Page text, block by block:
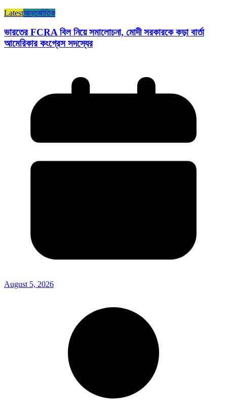
Latestআন্তর্জাতিক
ভারতের FCRA বিল নিয়ে সমালোচনা, মোদী সরকারকে কড়া বার্তা
আমেরিকার কংগ্রেস সদস্যের
August 5, 2026